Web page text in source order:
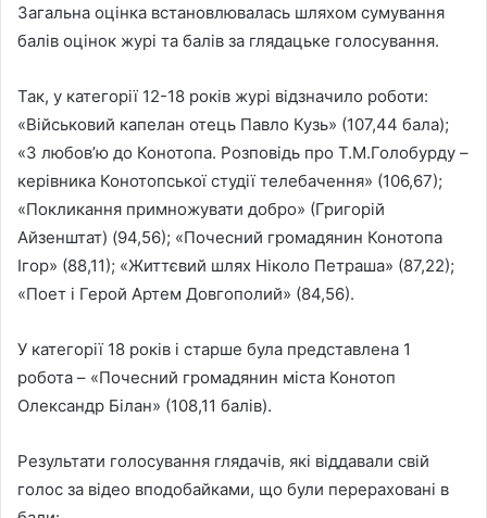
Загальна оцінка встановлювалась шляхом сумування
балів оцінок журі та балів за глядацьке голосування.
Так, у категорії 12-18 років журі відзначило роботи:
«Військовий капелан отець Павло Кузь» (107,44 бала);
«З любов’ю до Конотопа. Розповідь про Т.М.Голобурду –
керівника Конотопської студії телебачення» (106,67);
«Покликання примножувати добро» (Григорій
Айзенштат) (94,56); «Почесний громадянин Конотопа
Ігор» (88,11); «Життєвий шлях Ніколо Петраша» (87,22);
«Поет і Герой Артем Довгополий» (84,56).
У категорії 18 років і старше була представлена 1
робота – «Почесний громадянин міста Конотоп
Олександр Білан» (108,11 балів).
Результати голосування глядачів, які віддавали свій
голос за відео вподобайками, що були перераховані в